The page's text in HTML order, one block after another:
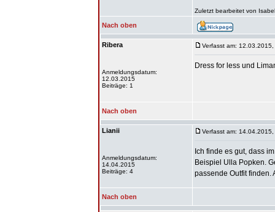
Zuletzt bearbeitet von
Nach oben
Ribera
Anmeldungsdatum:
12.03.2015
Beiträge: 1
Verfasst am:
Dress for less und
Nach oben
Lianii
Anmeldungsdatum:
14.04.2015
Beiträge: 4
Verfasst am:
Ich finde es gut, dass
Beispiel Ulla Popken.
passende Outfit finden.
Nach oben